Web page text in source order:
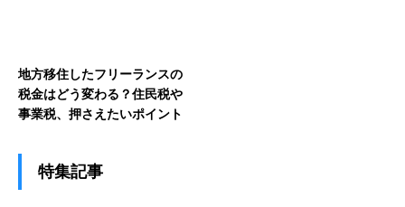
地方移住したフリーランスの
税金はどう変わる？住民税や
事業税、押さえたいポイント
特集記事